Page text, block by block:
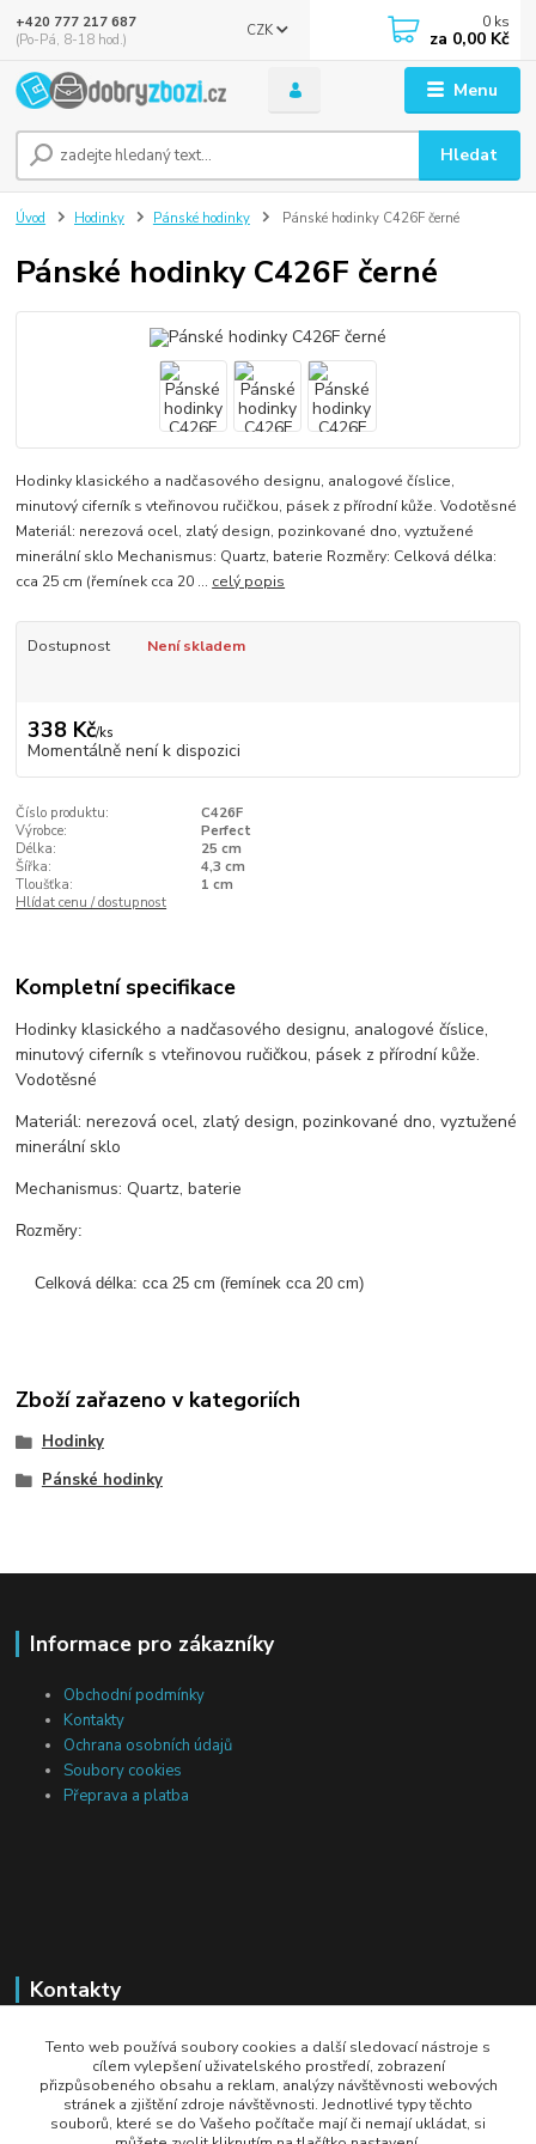
Menu
CZK
Hledat
+420 777 217 687
(Po-Pá, 8-18 hod.)
0 ks
za 0,00 Kč
Úvod Hodinky Pánské hodinky Pánské hodinky C426F černé
Pánské hodinky C426F černé
Hodinky klasického a nadčasového designu, analogové číslice,
minutový ciferník s vteřinovou ručičkou, pásek z přírodní kůže. Vodotěsné
Materiál: nerezová ocel, zlatý design, pozinkované dno, vyztužené
minerální sklo Mechanismus: Quartz, baterie Rozměry: Celková délka:
cca 25 cm (řemínek cca 20 ... celý popis
Dostupnost Není skladem
338 Kč/ks
Momentálně není k dispozici
Číslo produktu:
C426F
Výrobce:
Perfect
Délka:
25 cm
Šířka:
4,3 cm
Tloušťka:
1 cm
Hlídat cenu / dostupnost
Kompletní specifikace
Hodinky klasického a nadčasového designu, analogové číslice,
minutový ciferník s vteřinovou ručičkou, pásek z přírodní kůže.
Vodotěsné
Materiál: nerezová ocel, zlatý design, pozinkované dno, vyztužené
minerální sklo
Mechanismus: Quartz, baterie
Rozměry:
    Celková délka: cca 25 cm (řemínek cca 20 cm)
Zboží zařazeno v kategoriích
Hodinky
Pánské hodinky
Informace pro zákazníky
Obchodní podmínky
Kontakty
Ochrana osobních údajů
Soubory cookies
Přeprava a platba
Kontakty
Michal Tranta
+420 777 217 687
(Po-Pá, 8-18 hod.)
info@dobryzbozi.cz
Tento web používá soubory cookies a další sledovací nástroje s
cílem vylepšení uživatelského prostředí, zobrazení
přizpůsobeného obsahu a reklam, analýzy návštěvnosti webových
stránek a zjištění zdroje návštěvnosti. Jednotlivé typy těchto
souborů, které se do Vašeho počítače mají či nemají ukládat, si